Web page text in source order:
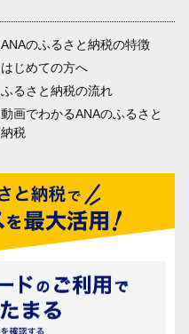
ANAのふるさと納税の特徴
はじめての方へ
ふるさと納税の流れ
動画でわかるANAのふるさと
納税